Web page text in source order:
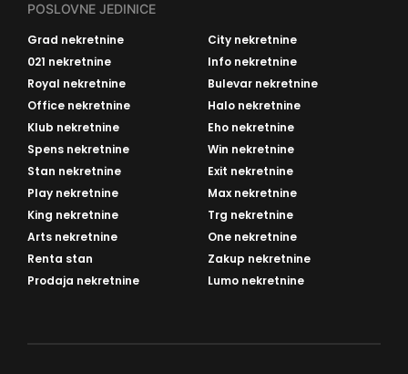
POSLOVNE JEDINICE
Grad nekretnine
City nekretnine
021 nekretnine
Info nekretnine
Royal nekretnine
Bulevar nekretnine
Office nekretnine
Halo nekretnine
Klub nekretnine
Eho nekretnine
Spens nekretnine
Win nekretnine
Stan nekretnine
Exit nekretnine
Play nekretnine
Max nekretnine
King nekretnine
Trg nekretnine
Arts nekretnine
One nekretnine
Renta stan
Zakup nekretnine
Prodaja nekretnine
Lumo nekretnine